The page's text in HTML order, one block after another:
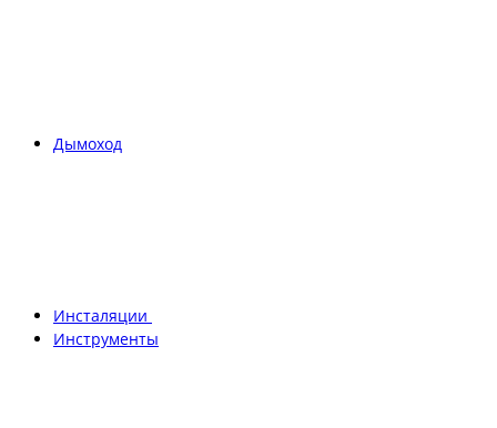
Дымоход
Инсталяции
Инструменты